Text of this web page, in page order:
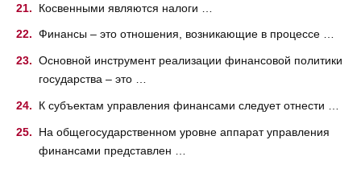
Косвенными являются налоги …
Финансы – это отношения, возникающие в процессе …
Основной инструмент реализации финансовой политики
государства – это …
К субъектам управления финансами следует отнести …
На общегосударственном уровне аппарат управления
финансами представлен …